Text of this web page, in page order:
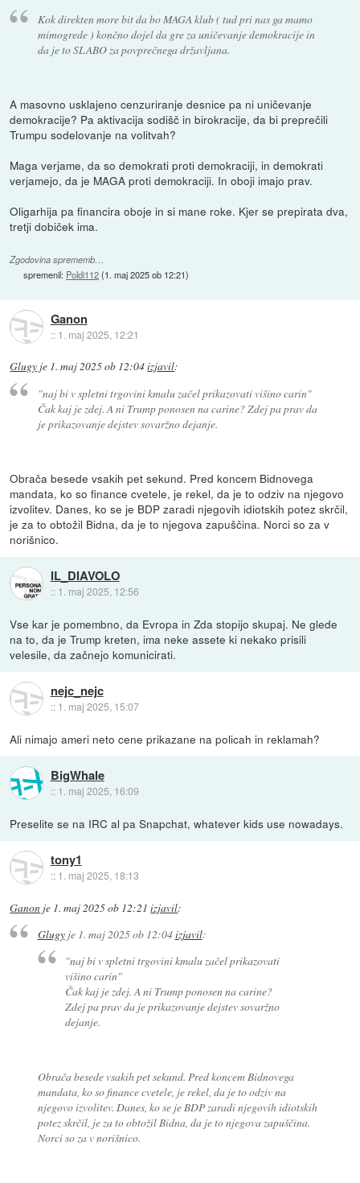
Kok direkten more bit da bo MAGA klub ( tud pri nas ga mamo
mimogrede ) končno dojel da gre za uničevanje demokracije in
da je to SLABO za povprečnega državljana.
A masovno usklajeno cenzuriranje desnice pa ni uničevanje
demokracije? Pa aktivacija sodišč in birokracije, da bi preprečili
Trumpu sodelovanje na volitvah?
Maga verjame, da so demokrati proti demokraciji, in demokrati
verjamejo, da je MAGA proti demokraciji. In oboji imajo prav.
Oligarhija pa financira oboje in si mane roke. Kjer se prepirata dva,
tretji dobiček ima.
Zgodovina sprememb…
spremenil: Poldi112(1. maj 2025 ob 12:21)
Ganon
:: 1. maj 2025, 12:21
Glugy je 1. maj 2025 ob 12:04izjavil:
"naj bi v spletni trgovini kmalu začel prikazovati višino carin"
Čak kaj je zdej. A ni Trump ponosen na carine? Zdej pa prav da
je prikazovanje dejstev sovaržno dejanje.
Obrača besede vsakih pet sekund. Pred koncem Bidnovega
mandata, ko so finance cvetele, je rekel, da je to odziv na njegovo
izvolitev. Danes, ko se je BDP zaradi njegovih idiotskih potez skrčil,
je za to obtožil Bidna, da je to njegova zapuščina. Norci so za v
norišnico.
IL_DIAVOLO
:: 1. maj 2025, 12:56
Vse kar je pomembno, da Evropa in Zda stopijo skupaj. Ne glede
na to, da je Trump kreten, ima neke assete ki nekako prisili
velesile, da začnejo komunicirati.
nejc_nejc
:: 1. maj 2025, 15:07
Ali nimajo ameri neto cene prikazane na policah in reklamah?
BigWhale
:: 1. maj 2025, 16:09
Preselite se na IRC al pa Snapchat, whatever kids use nowadays.
tony1
:: 1. maj 2025, 18:13
Ganon je 1. maj 2025 ob 12:21 izjavil:
Glugyje 1. maj 2025 ob 12:04izjavil:
"naj bi v spletni trgovini kmalu začel prikazovati
višino carin"
Čak kaj je zdej. A ni Trump ponosen na carine?
Zdej pa prav da je prikazovanje dejstev sovaržno
dejanje.
Obrača besede vsakih pet sekund. Pred koncem Bidnovega
mandata, ko so finance cvetele, je rekel, da je to odziv na
njegovo izvolitev. Danes, ko se je BDP zaradi njegovih idiotskih
potez skrčil, je za to obtožil Bidna, da je to njegova zapuščina.
Norci so za v norišnico.